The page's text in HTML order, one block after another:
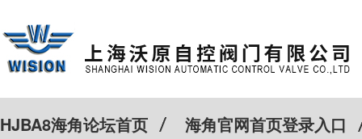
HJBA8海角论坛首页 海角官网首页登录入口